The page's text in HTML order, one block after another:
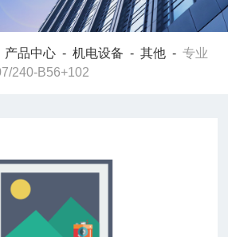
产品中心 -机电设备 -其他 -专业
240-B56+102